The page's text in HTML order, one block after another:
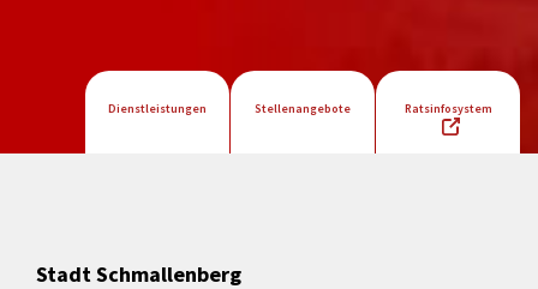
Dienstleistungen Stellenangebote Ratsinfosystem
Stadt Schmallenberg